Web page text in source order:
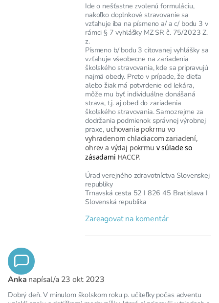
Ide o nešťastne zvolenú formuláciu,
nakoľko doplnkové stravovanie sa
vzťahuje iba na písmeno a/ a c/ bodu 3 v
rámci § 7 vyhlášky MZ SR č. 75/2023 Z.
z.
Písmeno b/ bodu 3 citovanej vyhlášky sa
vzťahuje všeobecne na zariadenia
školského stravovania, kde sa pripravujú
najmä obedy. Preto v prípade, že dieťa
alebo žiak má potvrdenie od lekára,
môže mu byť individuálne donášaná
strava, t.j. aj obed do zariadenia
školského stravovania. Samozrejme za
dodržania podmienok správnej výrobnej
praxe, uchovania pokrmu vo
vyhradenom chladiacom zariadení,
ohrev a výdaj pokrmu v súlade so
zásadami HACCP.
Úrad verejného zdravotníctva Slovenskej
republiky
Trnavská cesta 52 I 826 45 Bratislava I
Slovenská republika
Zareagovať na komentár
Anka napísal/a 23 okt 2023
Dobrý deň. V minulom školskom roku p. učiteľky počas adventu